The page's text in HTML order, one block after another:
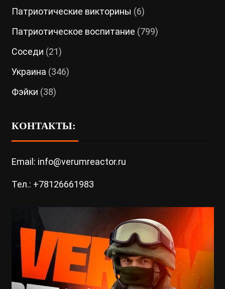
Патриотические викторины (6)
Патриотическое воспитание (799)
Соседи (21)
Украина (346)
Фэйки (38)
КОНТАКТЫ:
Email: info@verumreactor.ru
Тел.: +78126661983